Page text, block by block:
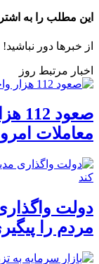
این مطلب را به
از خبرها دور نباشید!
اخبار مرتبط روز
معاملات
دولت
مردم را